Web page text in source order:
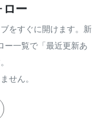
ロー
をすぐに開けます。新
ー一覧で「最近更新あ
せん。